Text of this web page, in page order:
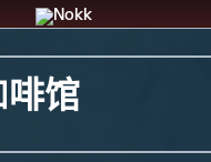
馆